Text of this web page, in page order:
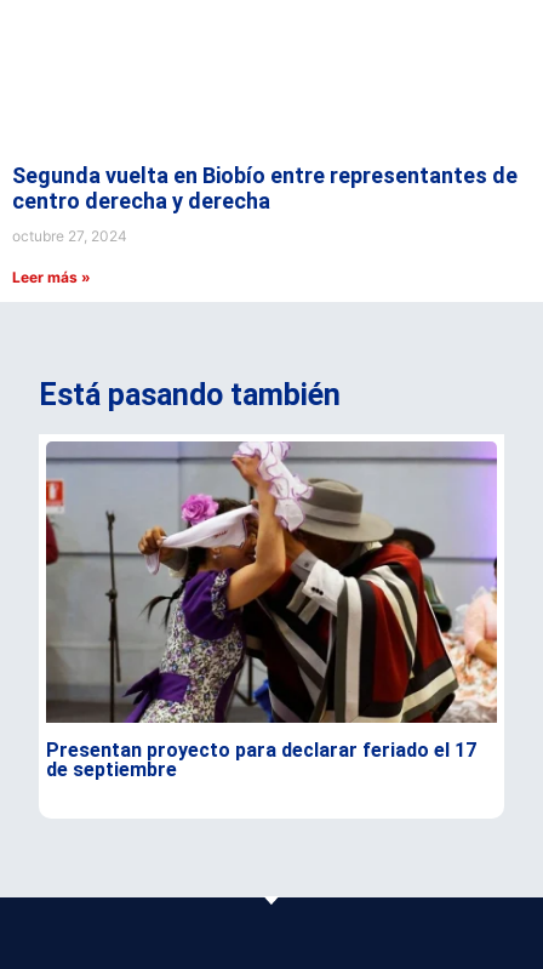
Segunda vuelta en Biobío entre representantes de
centro derecha y derecha
octubre 27, 2024
Leer más »
Está pasando también
Presentan proyecto para declarar feriado el 17
de septiembre